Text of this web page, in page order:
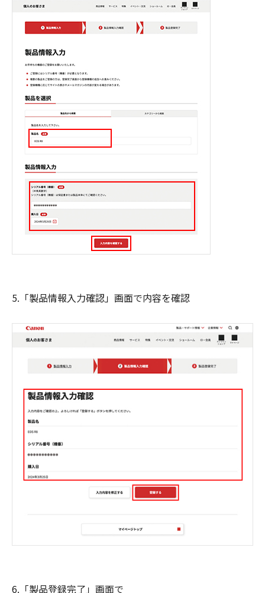
5.「製品情報入力確認」画面で内容を確認
6.「製品登録完了」画面で